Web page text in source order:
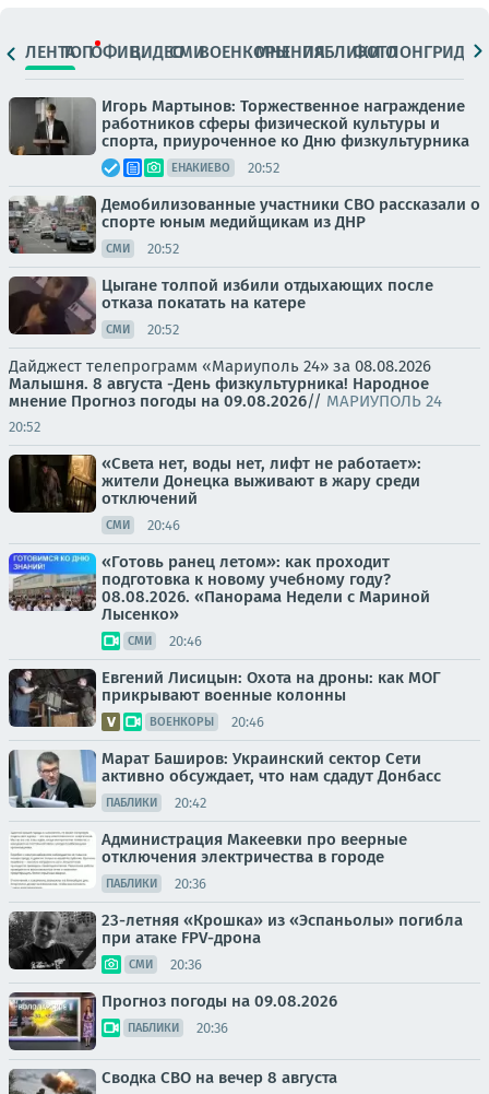
ЛЕНТАТОПОФИЦ.ВИДЕОСМИВОЕНКОРЫМНЕНИЯПАБЛИКИ
ФОТОЛОНГРИДЫ
Игорь Мартынов: Торжественное награждение
работников сферы физической культуры и
спорта, приуроченное ко Дню физкультурника
ЕНАКИЕВО 20:52
Демобилизованные участники СВО рассказали о
спорте юным медийщикам из ДНР
СМИ 20:52
Цыгане толпой избили отдыхающих после
отказа покатать на катере
СМИ 20:52
Дайджест телепрограмм «Мариуполь 24» за 08.08.2026
Малышня. 8 августа -День физкультурника! Народное
мнение Прогноз погоды на 09.08.2026// МАРИУПОЛЬ 24
20:52
«Света нет, воды нет, лифт не работает»:
жители Донецка выживают в жару среди
отключений
СМИ 20:46
«Готовь ранец летом»: как проходит
подготовка к новому учебному году?
08.08.2026. «Панорама Недели с Мариной
Лысенко»
СМИ 20:46
Евгений Лисицын: Охота на дроны: как МОГ
прикрывают военные колонны
ВОЕНКОРЫ 20:46
Марат Баширов: Украинский сектор Сети
активно обсуждает, что нам сдадут Донбасс
ПАБЛИКИ 20:42
Администрация Макеевки про веерные
отключения электричества в городе
ПАБЛИКИ 20:36
23-летняя «Крошка» из «Эспаньолы» погибла
при атаке FPV-дрона
СМИ 20:36
Прогноз погоды на 09.08.2026
ПАБЛИКИ 20:36
Сводка СВО на вечер 8 августа